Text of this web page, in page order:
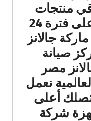
منتجات
شركة جالانز وذلك على فترة 24
جالانز
صيانة
مصر
نعمل
أعلى
شركة